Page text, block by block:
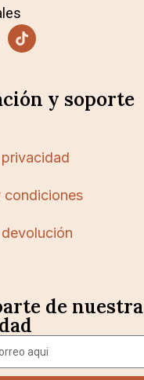
y soporte
condiciones
de nuestra